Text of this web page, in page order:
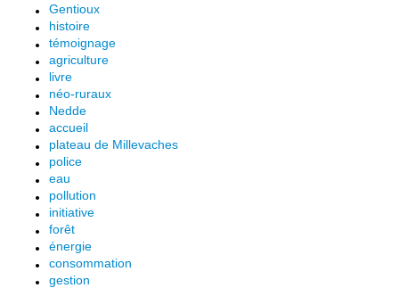
Gentioux
histoire
témoignage
agriculture
livre
néo-ruraux
Nedde
accueil
plateau de Millevaches
police
eau
pollution
initiative
forêt
énergie
consommation
gestion